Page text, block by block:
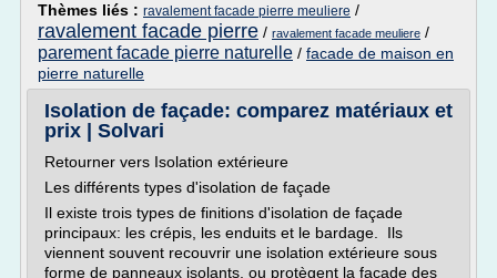
Thèmes liés : ravalement facade pierre meuliere /
ravalement facade pierre / ravalement facade meuliere /
parement facade pierre naturelle / facade de maison en
pierre naturelle
Isolation de façade: comparez matériaux et
prix | Solvari
Retourner vers Isolation extérieure
Les différents types d'isolation de façade
Il existe trois types de finitions d'isolation de façade
principaux: les crépis, les enduits et le bardage. Ils
viennent souvent recouvrir une isolation extérieure sous
forme de panneaux isolants, ou protègent la façade des